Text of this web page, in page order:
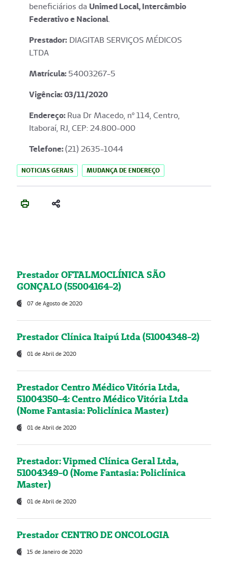
beneficiários da Unimed Local, Intercâmbio
Federativo e Nacional.
Prestador: DIAGITAB SERVIÇOS MÉDICOS
LTDA
Matrícula:54003267-5
Vigência: 03/11/2020
Endereço:Rua Dr Macedo, nº 114, Centro,
Itaboraí, RJ, CEP: 24.800-000
Telefone:(21) 2635-1044
NOTICIAS GERAIS MUDANÇA DE ENDEREÇO
Prestador OFTALMOCLÍNICA SÃO
GONÇALO (55004164-2)
07 de Agosto de 2020
Prestador Clínica Itaipú Ltda (51004348-2)
01 de Abril de 2020
Prestador Centro Médico Vitória Ltda,
51004350-4: Centro Médico Vitória Ltda
(Nome Fantasia: Policlínica Master)
01 de Abril de 2020
Prestador: Vipmed Clínica Geral Ltda,
51004349-0 (Nome Fantasia: Policlínica
Master)
01 de Abril de 2020
Prestador CENTRO DE ONCOLOGIA
15 de Janeiro de 2020